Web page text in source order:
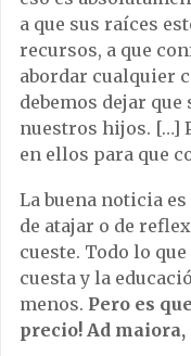
a que sus raíces
recursos, a que
abordar cualquier
debemos dejar que
nuestros hijos. […]
en ellos para que
La buena noticia
de atajar o de
cueste. Todo lo
cuesta y la
menos. Pero es
precio! Ad maiora,